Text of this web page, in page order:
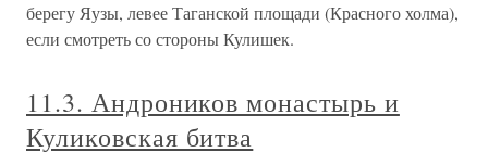
берегу Яузы, левее Таганской площади (Красного холма),
если смотреть со стороны Кулишек.
11.3. Андроников монастырь и
Куликовская битва